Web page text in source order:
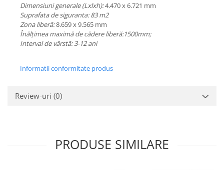
Dimensiuni generale (Lxlxh):4.470 x 6.721 mm
Suprafata de siguranta: 83 m2
Zona liberă:8.659 x 9.565 mm
Înălțimea maximă de cădere liberă:1500mm;
Interval de vârstă: 3-12 ani
Informatii conformitate produs
Review-uri (0)
PRODUSE SIMILARE